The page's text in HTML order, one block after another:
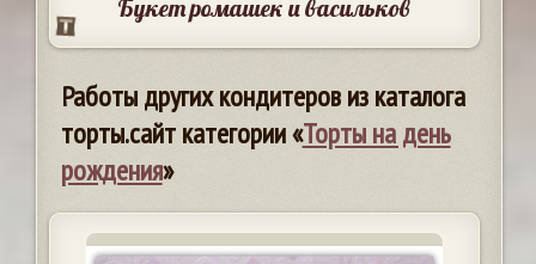
Букет ромашек и васильков
Работы других кондитеров из каталога
торты.сайт категории «Торты на день
рождения»